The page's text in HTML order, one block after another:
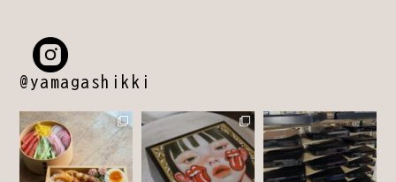
@yamagashikki